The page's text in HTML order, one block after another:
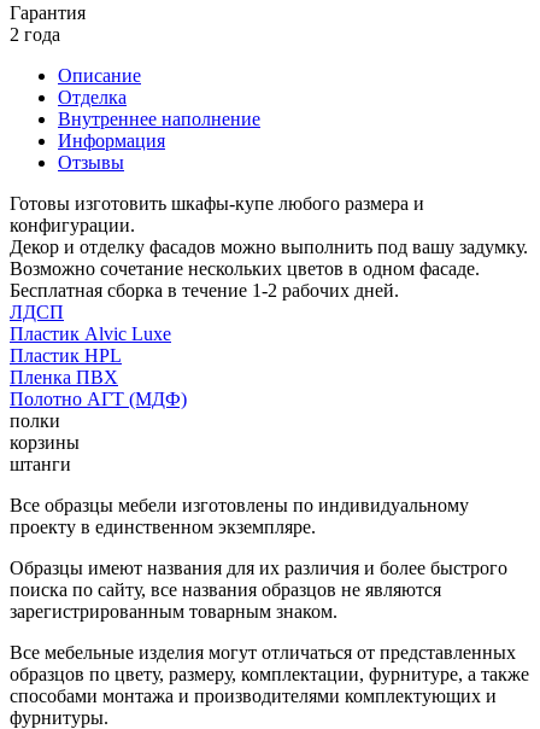
Гарантия
2 года
Описание
Отделка
Внутреннее наполнение
Информация
Отзывы
Готовы изготовить шкафы-купе любого размера и
конфигурации.
Декор и отделку фасадов можно выполнить под вашу задумку.
Возможно сочетание нескольких цветов в одном фасаде.
Бесплатная сборка в течение 1-2 рабочих дней.
ЛДСП
Пластик Alvic Luxe
Пластик HPL
Пленка ПВХ
Полотно АГТ (МДФ)
полки
корзины
штанги
Все образцы мебели изготовлены по индивидуальному
проекту в единственном экземпляре.
Образцы имеют названия для их различия и более быстрого
поиска по сайту, все названия образцов не являются
зарегистрированным товарным знаком.
Все мебельные изделия могут отличаться от представленных
образцов по цвету, размеру, комплектации, фурнитуре, а также
способами монтажа и производителями комплектующих и
фурнитуры.